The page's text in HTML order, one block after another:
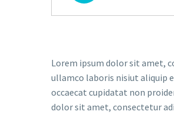
Lorem ipsum dolor sit amet,
ullamco laboris nisiut aliquip
occaecat cupidatat non
dolor sit amet, consectetur